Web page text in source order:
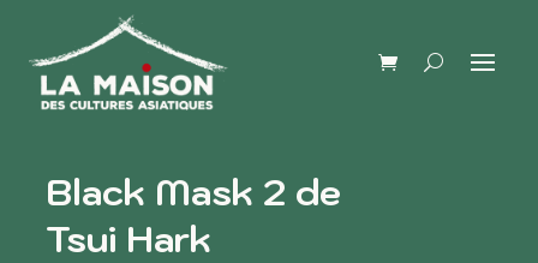
Black Mask 2 de
Tsui Hark